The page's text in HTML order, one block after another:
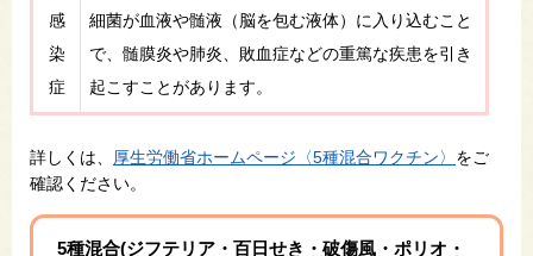
感
染
症
細菌が血液や髄液（脳を包む液体）に入り込むこと
で、髄膜炎や肺炎、敗血症などの重篤な疾患を引き
起こすことがあります。
詳しくは、 厚生労働省ホームページ〈5種混合ワクチン〉 をご
確認ください。
5種混合(ジフテリア・百日せき・破傷風・ポリオ・